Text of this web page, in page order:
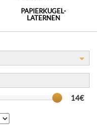
PAPIERKUGEL-
LATERNEN
14€